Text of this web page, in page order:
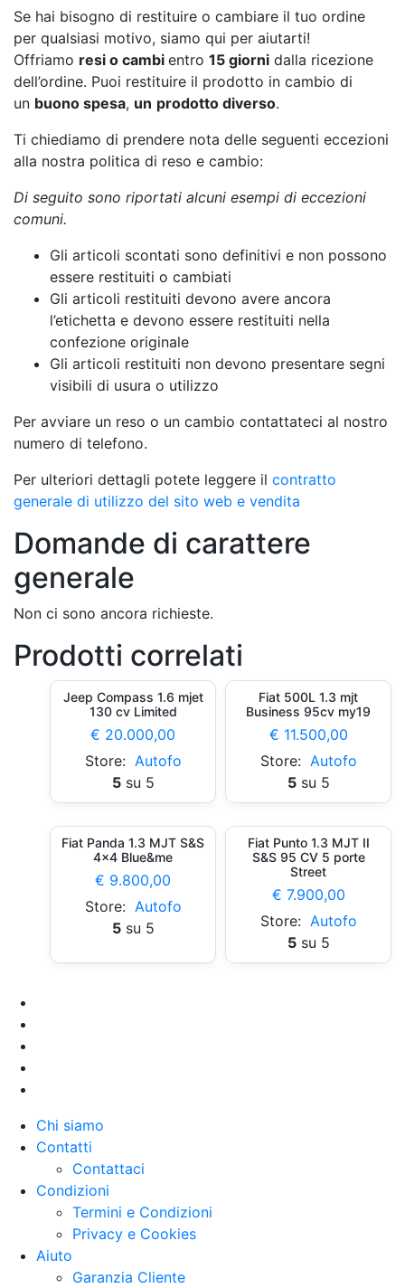
Se hai bisogno di restituire o cambiare il tuo ordine
per qualsiasi motivo, siamo qui per aiutarti!
Offriamo resi o cambi entro 15 giorni dalla ricezione
dell’ordine. Puoi restituire il prodotto in cambio di
un buono spesa, un prodotto diverso.
Ti chiediamo di prendere nota delle seguenti eccezioni
alla nostra politica di reso e cambio:
Di seguito sono riportati alcuni esempi di eccezioni
comuni.
Gli articoli scontati sono definitivi e non possono
essere restituiti o cambiati
Gli articoli restituiti devono avere ancora
l’etichetta e devono essere restituiti nella
confezione originale
Gli articoli restituiti non devono presentare segni
visibili di usura o utilizzo
Per avviare un reso o un cambio contattateci al nostro
numero di telefono.
Per ulteriori dettagli potete leggere il contratto
generale di utilizzo del sito web e vendita
Domande di carattere
generale
Non ci sono ancora richieste.
Prodotti correlati
Jeep Compass 1.6 mjet
130 cv Limited
€ 20.000,00
Store: Autofo
5su 5
Fiat 500L 1.3 mjt
Business 95cv my19
€ 11.500,00
Store: Autofo
5su 5
Fiat Panda 1.3 MJT S&S
4×4 Blue&me
€ 9.800,00
Store: Autofo
5su 5
Fiat Punto 1.3 MJT II
S&S 95 CV 5 porte
Street
€ 7.900,00
Store: Autofo
5su 5
Chi siamo
Contatti
Contattaci
Condizioni
Termini e Condizioni
Privacy e Cookies
Aiuto
Garanzia Cliente